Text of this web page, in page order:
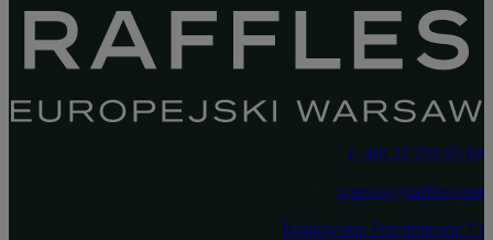
‎(+48) 22 255 95 00‏
warsaw@raffles.com
Krakowskie Przedmieście 13